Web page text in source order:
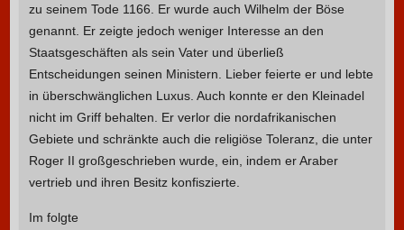
zu seinem Tode 1166. Er wurde auch Wilhelm der Böse
genannt. Er zeigte jedoch weniger Interesse an den
Staatsgeschäften als sein Vater und überließ
Entscheidungen seinen Ministern. Lieber feierte er und lebte
in überschwänglichen Luxus. Auch konnte er den Kleinadel
nicht im Griff behalten. Er verlor die nordafrikanischen
Gebiete und schränkte auch die religiöse Toleranz, die unter
Roger II großgeschrieben wurde, ein, indem er Araber
vertrieb und ihren Besitz konfiszierte.
Im folgte